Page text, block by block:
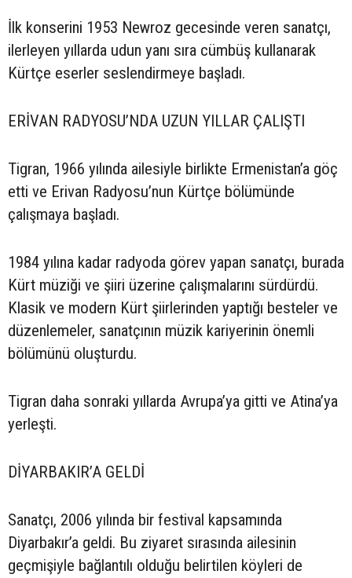
İlk konserini 1953 Newroz gecesinde veren sanatçı,
ilerleyen yıllarda udun yanı sıra cümbüş kullanarak
Kürtçe eserler seslendirmeye başladı.
ERİVAN RADYOSU’NDA UZUN YILLAR ÇALIŞTI
Tigran, 1966 yılında ailesiyle birlikte Ermenistan’a göç
etti ve Erivan Radyosu’nun Kürtçe bölümünde
çalışmaya başladı.
1984 yılına kadar radyoda görev yapan sanatçı, burada
Kürt müziği ve şiiri üzerine çalışmalarını sürdürdü.
Klasik ve modern Kürt şiirlerinden yaptığı besteler ve
düzenlemeler, sanatçının müzik kariyerinin önemli
bölümünü oluşturdu.
Tigran daha sonraki yıllarda Avrupa’ya gitti ve Atina’ya
yerleşti.
DİYARBAKIR’A GELDİ
Sanatçı, 2006 yılında bir festival kapsamında
Diyarbakır’a geldi. Bu ziyaret sırasında ailesinin
geçmişiyle bağlantılı olduğu belirtilen köyleri de